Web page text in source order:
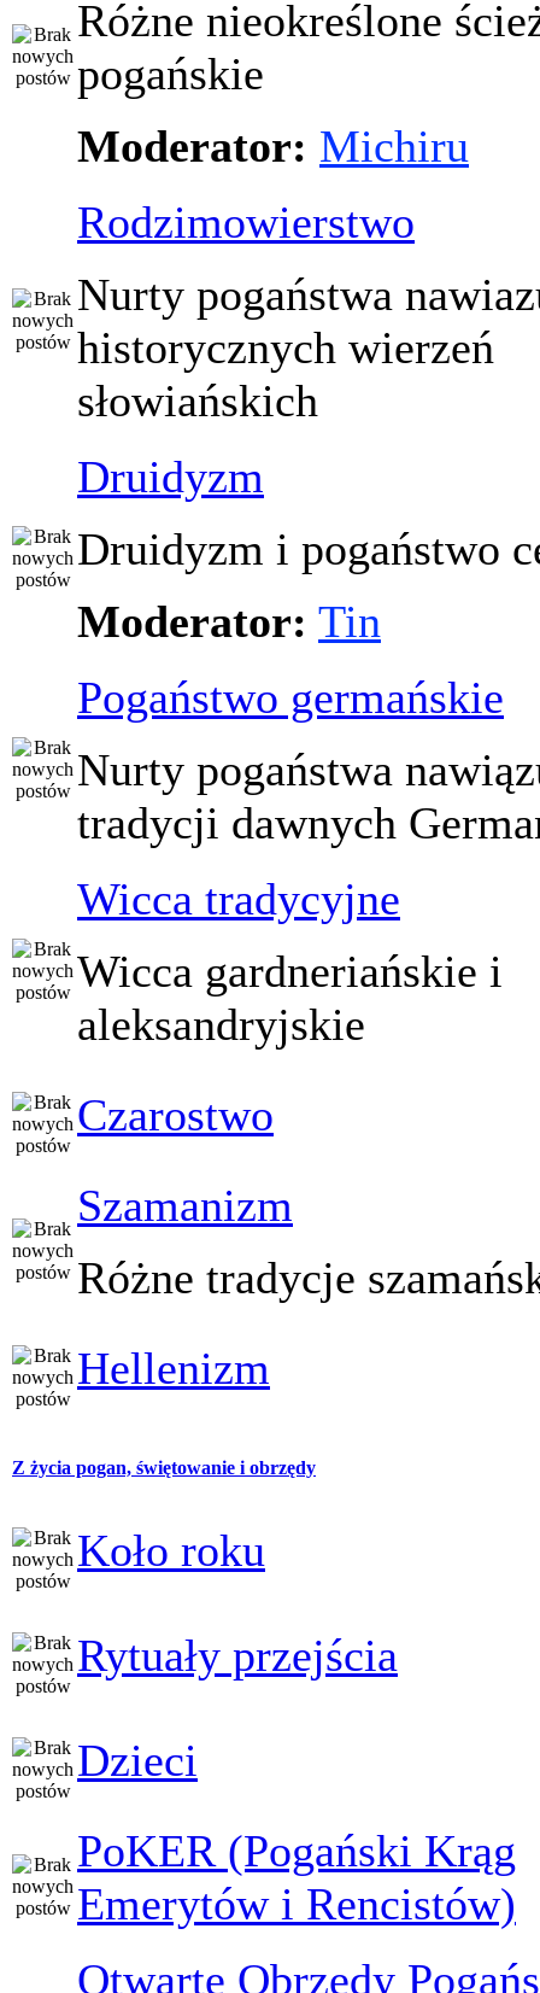
Różne nieokreślone
pogańskie
Moderator: Michiru
Rodzimowierstwo
Nurty pogaństwa
historycznych wierzeń
słowiańskich
Druidyzm
Druidyzm i pogaństwo
Moderator: Tin
Pogaństwo germańskie
Nurty pogaństwa
tradycji dawnych
Wicca tradycyjne
Wicca gardneriańskie i
aleksandryjskie
Czarostwo
Szamanizm
Różne tradycje
Hellenizm
Z życia pogan, świętowanie i obrzędy
Koło roku
Rytuały przejścia
Dzieci
PoKER (Pogański Krąg
Emerytów i Rencistów)
Otwarte Obrzędy